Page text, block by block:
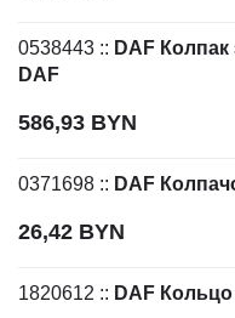
0538443 :: DAF
DAF
586,93 BYN
0371698 :: DAF
26,42 BYN
1820612 :: DAF